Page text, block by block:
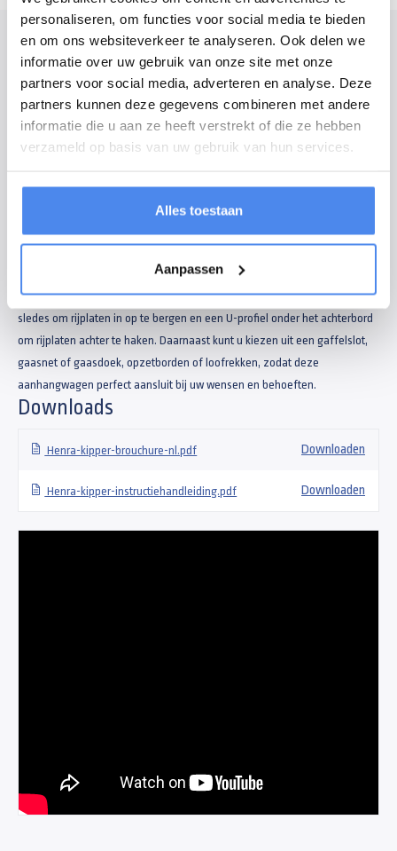
personaliseren, om functies voor social media te bieden
en om ons websiteverkeer te analyseren. Ook delen we
informatie over uw gebruik van onze site met onze
partners voor social media, adverteren en analyse. Deze
partners kunnen deze gegevens combineren met andere
informatie die u aan ze heeft verstrekt of die ze hebben
verzameld op basis van uw gebruik van hun services.
Alles toestaan
Aanpassen
Modelomschrijving
Verder heeft de kipper een modern design met een strakke uitstraling. De
kippers zijn voorzien van een stevig chassis met extra dwarsliggers tot de
door een grote kiephoek van 68º.
borden, waardoor ze beter beschermd zijn. Ten slotte wordt de kipper
standaard geleverd met een (uitneembaar) voorrek van 110cm hoog,
sledes om rijplaten in op te bergen en een U-profiel onder het achterbord
om rijplaten achter te haken. Daarnaast kunt u kiezen uit een gaffelslot,
gaasnet of gaasdoek, opzetborden of loofrekken, zodat deze
aanhangwagen perfect aansluit bij uw wensen en behoeften.
Downloads
Henra-kipper-brouchure-nl.pdf Downloaden
Henra-kipper-instructiehandleiding.pdf Downloaden